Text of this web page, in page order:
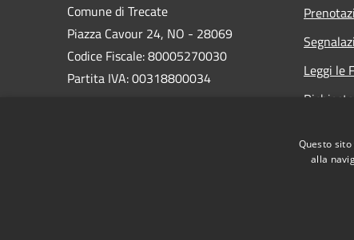
Comune di Trecate
Piazza Cavour 24, NO - 28069
Codice Fiscale: 80005270030
Partita IVA: 00318800034
Leggi le
Questo
alla